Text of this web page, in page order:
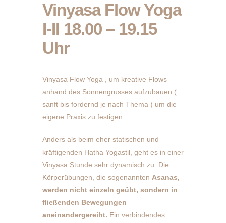
Vinyasa Flow Yoga
I-II 18.00 – 19.15
Uhr
Vinyasa Flow Yoga , um kreative Flows
anhand des Sonnengrusses aufzubauen (
sanft bis fordernd je nach Thema ) um die
eigene Praxis zu festigen.
Anders als beim eher statischen und
kräftigenden Hatha Yogastil, geht es in einer
Vinyasa Stunde sehr dynamisch zu. Die
Körperübungen, die sogenannten Asanas,
werden nicht einzeln geübt, sondern in
fließenden Bewegungen
aneinandergereiht. Ein verbindendes